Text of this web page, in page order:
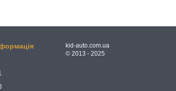
kid-auto.com.ua
© 2013 - 2025